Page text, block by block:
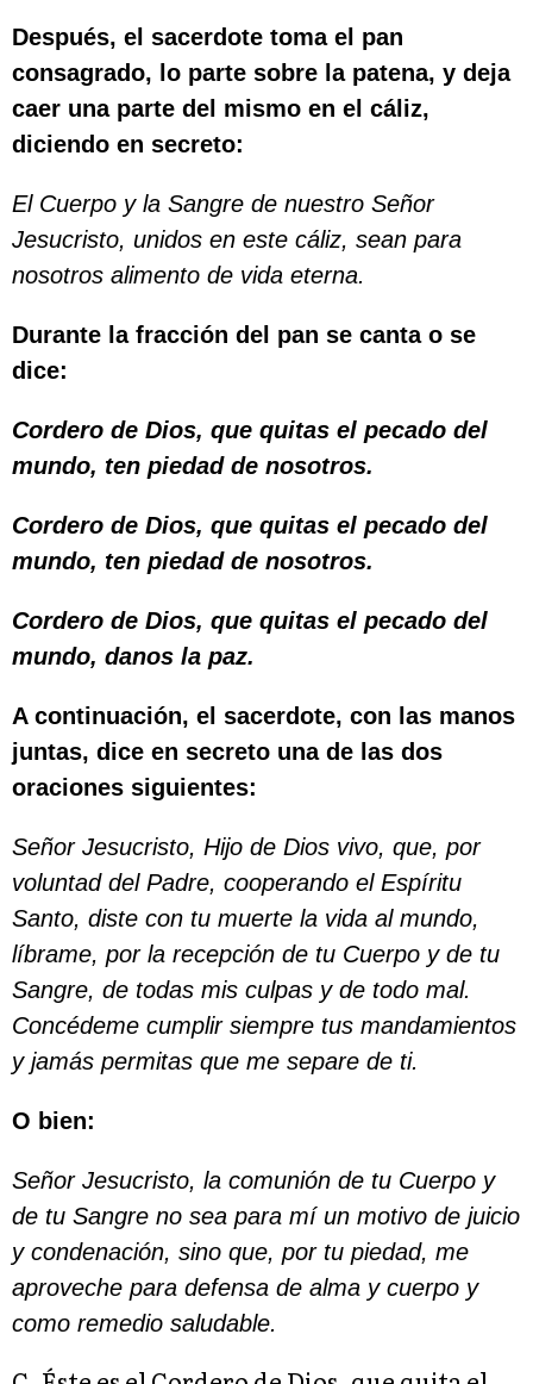
Después, el sacerdote toma el pan
consagrado, lo parte sobre la patena, y deja
caer una parte del mismo en el cáliz,
diciendo en secreto:
El Cuerpo y la Sangre de nuestro Señor
Jesucristo, unidos en este cáliz, sean para
nosotros alimento de vida eterna.
Durante la fracción del pan se canta o se
dice:
Cordero de Dios, que quitas el pecado del
mundo, ten piedad de nosotros.
Cordero de Dios, que quitas el pecado del
mundo, ten piedad de nosotros.
Cordero de Dios, que quitas el pecado del
mundo, danos la paz.
A continuación, el sacerdote, con las manos
juntas, dice en secreto una de las dos
oraciones siguientes:
Señor Jesucristo, Hijo de Dios vivo, que, por
voluntad del Padre, cooperando el Espíritu
Santo, diste con tu muerte la vida al mundo,
líbrame, por la recepción de tu Cuerpo y de tu
Sangre, de todas mis culpas y de todo mal.
Concédeme cumplir siempre tus mandamientos
y jamás permitas que me separe de ti.
O bien:
Señor Jesucristo, la comunión de tu Cuerpo y
de tu Sangre no sea para mí un motivo de juicio
y condenación, sino que, por tu piedad, me
aproveche para defensa de alma y cuerpo y
como remedio saludable.